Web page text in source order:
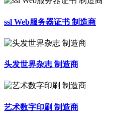
ssl Web服务器证书 制造商
头发世界杂志 制造商
艺术数字印刷 制造商